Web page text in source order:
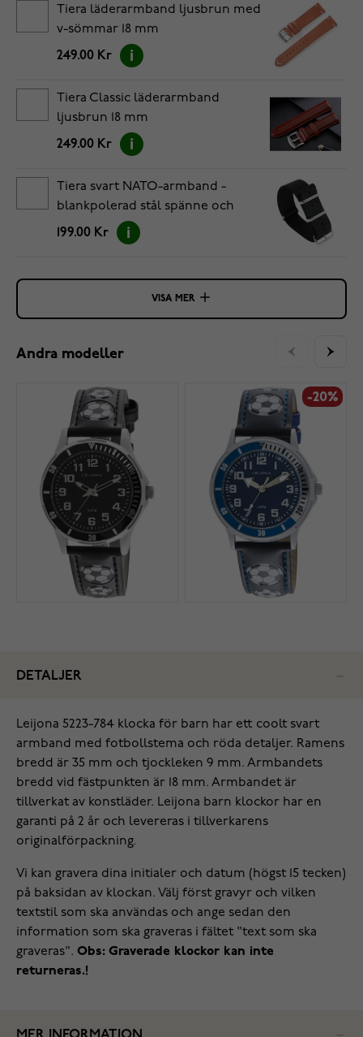
Tiera läderarmband ljusbrun med
v-sömmar 18 mm
249.00 Kr
Tiera Classic läderarmband
ljusbrun 18 mm
249.00 Kr
Tiera svart NATO-armband -
blankpolerad stål spänne och
ringar 18 mm
199.00 Kr
VISA MER
Andra modeller
-20%
DETALJER
Leijona 5223-784 klocka för barn har ett coolt svart
armband med fotbollstema och röda detaljer. Ramens
bredd är 35 mm och tjockleken 9 mm. Armbandets
bredd vid fästpunkten är 18 mm. Armbandet är
tillverkat av konstläder. Leijona barn klockor har en
garanti på 2 år och levereras i tillverkarens
originalförpackning.
Vi kan gravera dina initialer och datum (högst 15 tecken)
på baksidan av klockan. Välj först gravyr och vilken
textstil som ska användas och ange sedan den
information som ska graveras i fältet "text som ska
graveras". Obs: Graverade klockor kan inte
returneras.!